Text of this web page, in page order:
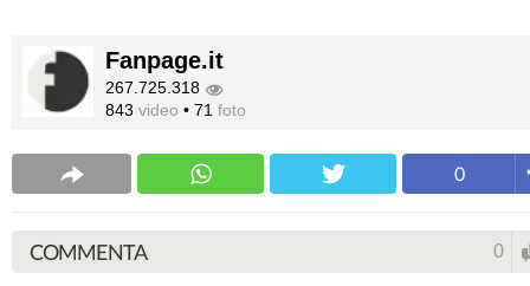
Fanpage.it
267.725.318
843 video • 71 foto
0
COMMENTA 0